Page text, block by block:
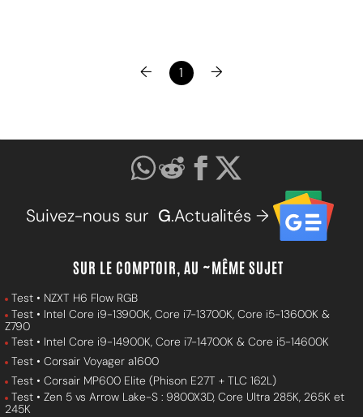
← 1 →
Suivez-nous sur G.Actualités →
SUR LE COMPTOIR, AU ~MÊME SUJET
Test • NZXT H6 Flow RGB
Test • Intel Core i9-13900K, Core i7-13700K, Core i5-13600K &
Z790
Test • Intel Core i9-14900K, Core i7-14700K & Core i5-14600K
Test • Corsair Voyager a1600
Test • Corsair MP600 Elite (Phison E27T + TLC 162L)
Test • Zen 5 vs Arrow Lake-S : 9800X3D, Core Ultra 285K, 265K et
245K